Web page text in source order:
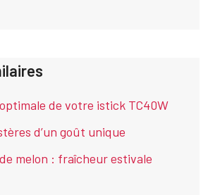
de votre istick TC40W
d’un goût unique
melon : fraîcheur estivale